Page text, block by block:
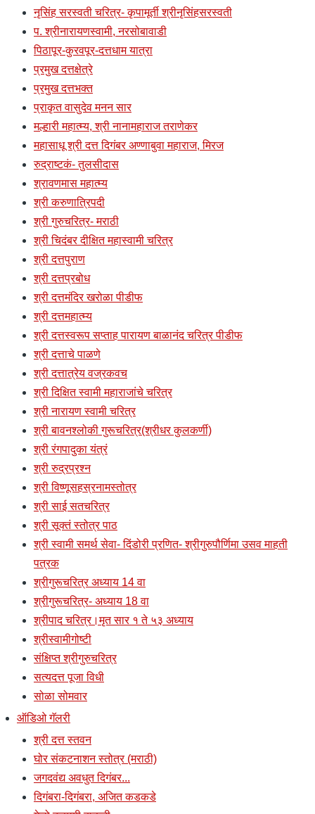
नृसिंह सरस्वती चरित्र- कृपामूर्ती श्रीनृसिंहसरस्वती
प. श्रीनारायणस्वामी, नरसोबावाडी
पिठापूर-कुरवपूर-दत्तधाम यात्रा
प्रमुख दत्तक्षेत्रे
प्रमुख दत्तभक्त
प्राकृत वासुदेव मनन सार
मल्हारी महात्म्य, श्री नानामहाराज तराणेकर
महासाधू श्री दत्त दिगंबर अण्णाबुवा महाराज, मिरज
रुद्राष्टकं- तुलसीदास
श्रावणमास महात्म्य
श्री करुणात्रिपदी
श्री गुरुचरित्र- मराठी
श्री चिदंबर दीक्षित महास्वामी चरित्र
श्री दत्तपुराण
श्री दत्तप्रबोध
श्री दत्तमंदिर खरोळा पीडीफ
श्री दत्तमहात्म्य
श्री दत्तस्वरूप सप्ताह पारायण बाळानंद चरित्र पीडीफ
श्री दत्ताचे पाळणे
श्री दत्तात्रेय वज्रकवच
श्री दिक्षित स्वामी महाराजांचे चरित्र
श्री नारायण स्वामी चरित्र
श्री बावनश्लोकी गुरूचरित्र(श्रीधर कुलकर्णी)
श्री रंगपादुका यंत्रं
श्री रुद्रप्रश्न
श्री विष्णूसहस्रनामस्तोत्र
श्री साई सतचरित्र
श्री सूक्तं स्तोत्र पाठ
श्री स्वामी समर्थ सेवा- दिंडोरी प्रणित- श्रीगुरुपौर्णिमा उसव माहती
पत्रक
श्रीगुरूचरित्र अध्याय 14 वा
श्रीगुरूचरित्र- अध्याय 18 वा
श्रीपाद चरित्र।मृत सार १ ते ५३ अध्याय
श्रीस्वामीगोष्टी
संक्षिप्त श्रीगुरुचरित्र
सत्यदत्त पूजा विधी
सोळा सोमवार
ऑडिओ गॅलरी
श्री दत्त स्तवन
घोर संकटनाशन स्तोत्र (मराठी)
जगदवंद्य अवधुत दिगंबर...
दिगंबरा-दिगंबरा, अजित कडकडे